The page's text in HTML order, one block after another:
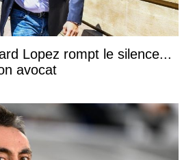
Lopez rompt le silence...
avocat